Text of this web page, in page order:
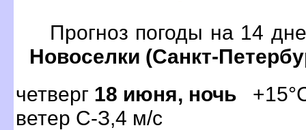
Прогноз погоды на 14
Новоселки (Санкт-
четвер 18 июня, ночь
етер С-З,4 м/с